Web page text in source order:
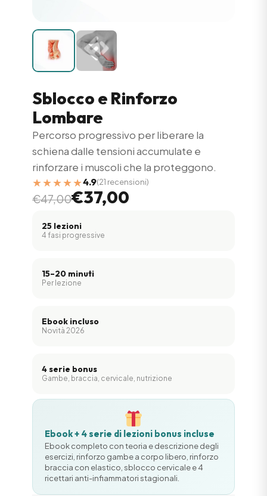
Sblocco e Rinforzo
Lombare
Percorso progressivo per liberare la
schiena dalle tensioni accumulate e
rinforzare i muscoli che la proteggono.
★★★★★4.9(21 recensioni)
€47,00€37,00
25 lezioni
4 fasi progressive
15–20 minuti
Per lezione
Ebook incluso
Novità 2026
4 serie bonus
Gambe, braccia, cervicale, nutrizione
Ebook + 4 serie di lezioni bonus incluse
Ebook completo con teoria e descrizione degli
esercizi, rinforzo gambe a corpo libero, rinforzo
braccia con elastico, sblocco cervicale e 4
ricettari anti-infiammatori stagionali.